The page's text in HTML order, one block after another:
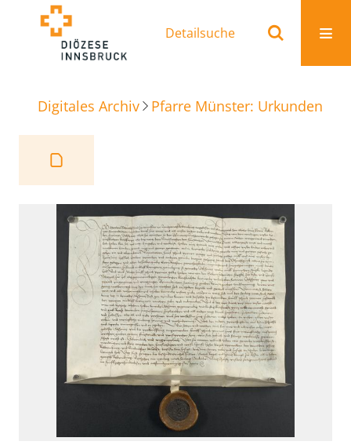
Detailsuche
Digitales Archiv Pfarre Münster: Urkunden